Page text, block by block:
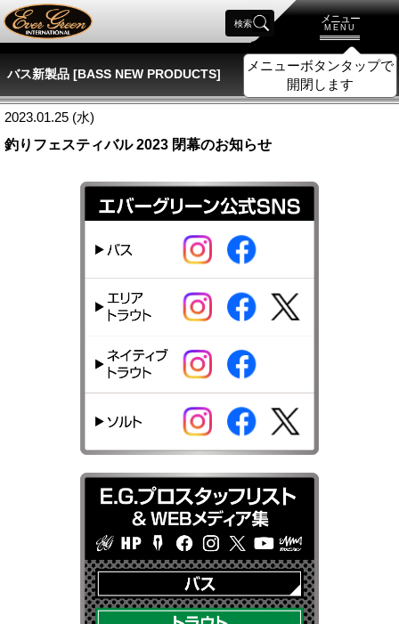
メニュー
MENU
メニューボタンタップで
開閉します
検索
バス新製品 [BASS NEW PRODUCTS]
2023.01.25 (水)
釣りフェスティバル 2023 閉幕のお知らせ